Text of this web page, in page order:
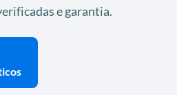
e garantia.